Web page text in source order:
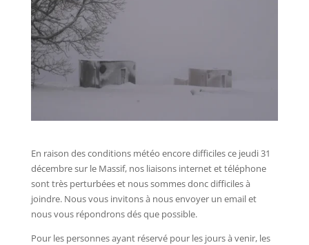
En raison des conditions météo encore difficiles ce jeudi 31
décembre sur le Massif, nos liaisons internet et téléphone
sont très perturbées et nous sommes donc difficiles à
joindre. Nous vous invitons à nous envoyer un email et
nous vous répondrons dés que possible.
Pour les personnes ayant réservé pour les jours à venir, les